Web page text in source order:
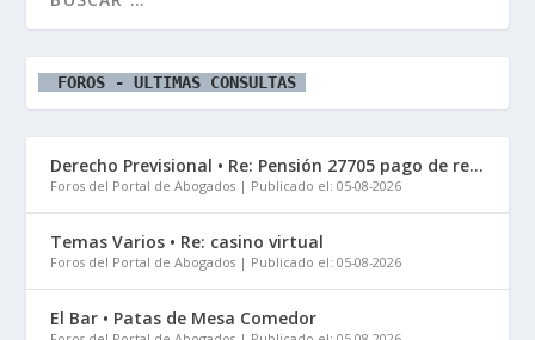
  FOROS - ULTIMAS CONSULTAS
Derecho Previsional • Re: Pensión 27705 pago de re...
Foros del Portal de Abogados Publicado el: 05-08-2026
Temas Varios • Re: casino virtual
Foros del Portal de Abogados Publicado el: 05-08-2026
El Bar • Patas de Mesa Comedor